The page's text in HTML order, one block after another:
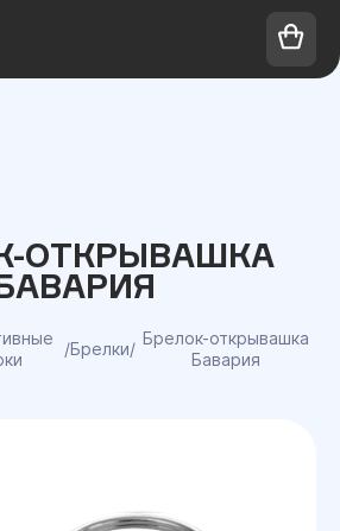
ОТКРЫВАШКА
/Брелки/
Брелок-открывашка
Бавария